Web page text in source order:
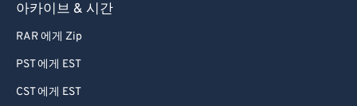
아카이브 & 시간
RAR 에게 Zip
PST 에게 EST
CST 에게 EST